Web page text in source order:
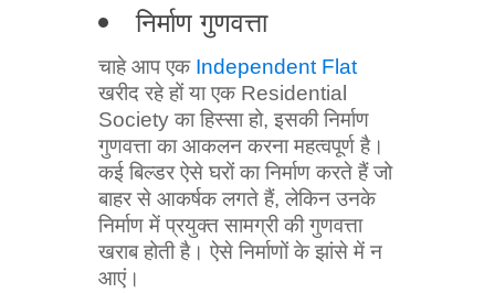
निर्माण गुणवत्ता
चाहे आप एक Independent Flat
खरीद रहे हों या एक Residential
Society का हिस्सा हो, इसकी निर्माण
गुणवत्ता का आकलन करना महत्वपूर्ण है।
कई बिल्डर ऐसे घरों का निर्माण करते हैं जो
बाहर से आकर्षक लगते हैं, लेकिन उनके
निर्माण में प्रयुक्त सामग्री की गुणवत्ता
खराब होती है। ऐसे निर्माणों के झांसे में न
आएं।